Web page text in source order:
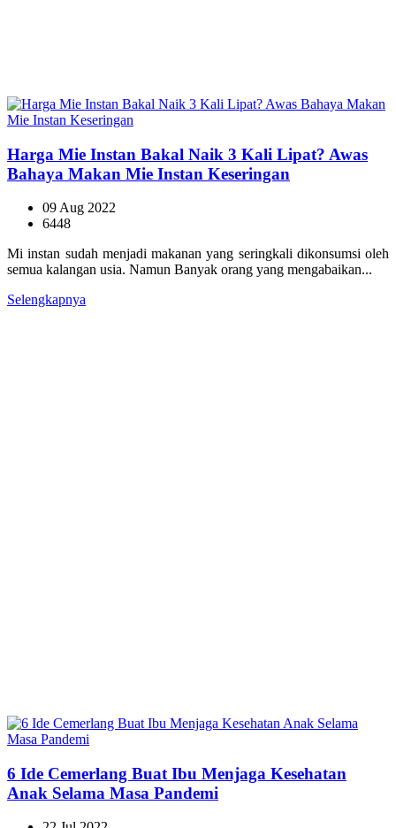
Harga Mie Instan Bakal Naik 3 Kali Lipat? Awas
Bahaya Makan Mie Instan Keseringan
09 Aug 2022
6448
Mi instan sudah menjadi makanan yang seringkali dikonsumsi oleh
semua kalangan usia. Namun Banyak orang yang mengabaikan...
Selengkapnya
6 Ide Cemerlang Buat Ibu Menjaga Kesehatan
Anak Selama Masa Pandemi